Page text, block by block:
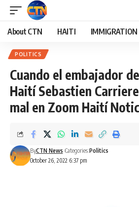
About CTN HAITI IMMIGRATION
POLITICS
Cuando el embajador
Haití Sebastien
mal en Zoom Haití
October 26, 2022 6:37 pm
ByCTN News Categories:Politics